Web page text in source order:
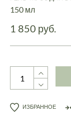
150 мл
1 850 руб.
ИЗБРАННОЕ